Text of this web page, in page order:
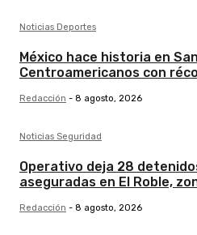
Noticias Deportes
México hace historia en
Centroamericanos con
Redacción - 8 agosto, 2026
Noticias Seguridad
Operativo deja 28
aseguradas en El Roble,
Redacción - 8 agosto, 2026